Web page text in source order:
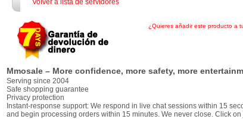
¿Quieres añadir este producto a
Mmosale – More confidence, more safety, more
Serving since 2004
Safe shopping guarantee
Privacy protection
Instant-response support: We respond in live chat sessions within 15
and begin processing orders within 15 minutes. We never close. Click on